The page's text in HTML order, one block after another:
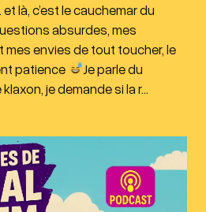
là, c’est le cauchemar du
absurdes, mes
envies de tout toucher, le
patience
Je parle du
je demande si la r…